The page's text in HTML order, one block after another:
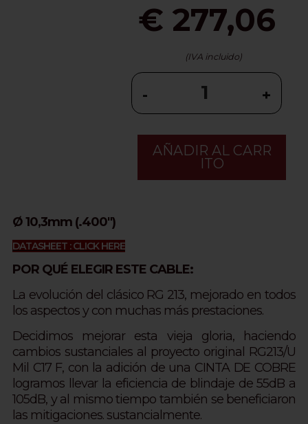
€ 277,06
(IVA incluido)
- +
AÑADIR AL CARR
ITO
Ø 10,3mm (.400")
DATASHEET : CLICK HERE
POR QUÉ ELEGIR ESTE CABLE:
La evolución del clásico RG 213, mejorado en todos
los aspectos y con muchas más prestaciones.
Decidimos mejorar esta vieja gloria, haciendo
cambios sustanciales al proyecto original RG213/U
Mil C17 F, con la adición de una CINTA DE COBRE
logramos llevar la eficiencia de blindaje de 55dB a
105dB, y al mismo tiempo también se beneficiaron
las mitigaciones. sustancialmente.